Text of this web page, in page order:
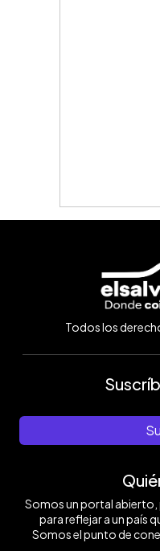
Todos los
Somos un portal
para reflejar a un país
Somos el punto de